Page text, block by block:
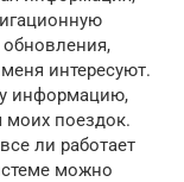
интересуют.
информацию,
моих поездок.
ли работает
можно